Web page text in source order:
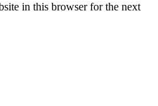
in this browser for the next